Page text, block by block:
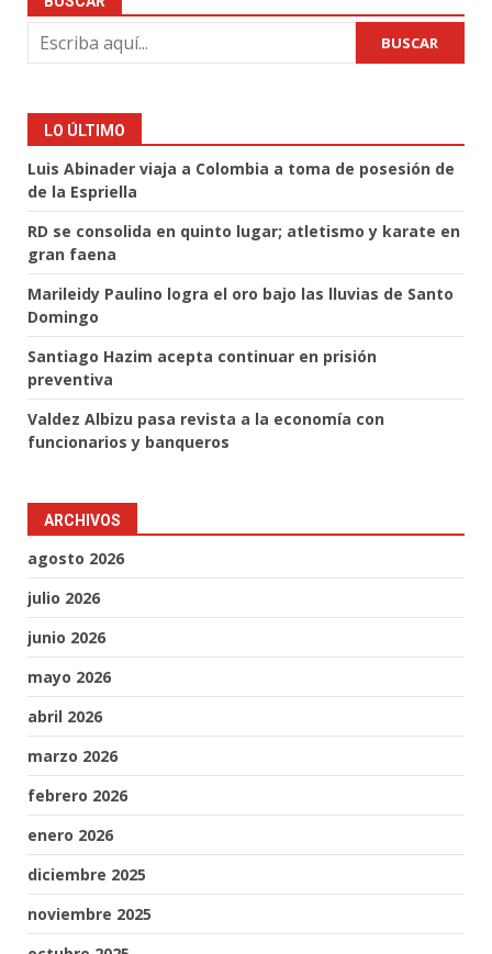
BUSCAR
LO ÚLTIMO
Luis Abinader viaja a Colombia a toma de posesión de
de la Espriella
RD se consolida en quinto lugar; atletismo y karate en
gran faena
Marileidy Paulino logra el oro bajo las lluvias de Santo
Domingo
Santiago Hazim acepta continuar en prisión
preventiva
Valdez Albizu pasa revista a la economía con
funcionarios y banqueros
ARCHIVOS
agosto 2026
julio 2026
junio 2026
mayo 2026
abril 2026
marzo 2026
febrero 2026
enero 2026
diciembre 2025
noviembre 2025